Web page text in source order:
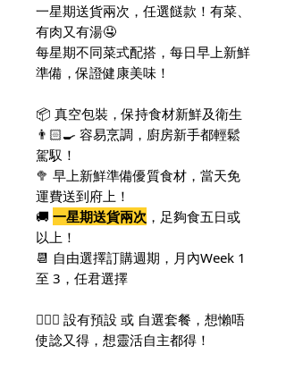
一星期送貨兩次，任選餸款！有菜、
有肉又有湯🤤
每星期不同菜式配搭，每日早上新鮮
準備，保證健康美味！
📦 真空包裝，保持食材新鮮及衛生
👨🏻‍🍳 容易烹調，廚房新手都輕鬆
駕馭！
🥦 早上新鮮準備優質食材，當天免
運費送到府上！
🚚 一星期送貨兩次 ，足夠食五日或
以上！
📆 自由選擇訂購週期，月內Week 1
至 3，任君選擇
🙆🏻‍♀️ 設有預設 或 自選套餐，想懶唔
使諗又得，想靈活自主都得！